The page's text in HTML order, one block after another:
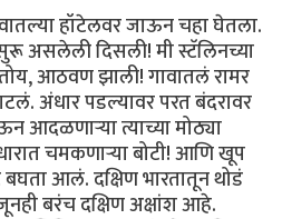
हॉटेलवर जाऊन चहा घेतला.
असलेली दिसली! मी स्टॅलिनच्या
आठवण झाली! गावातलं रामर
अंधार पडल्यावर परत बंदरावर
आदळणार्‍या त्याच्या मोठ्या
चमकणार्‍या बोटी! आणि खूप
बघता आलं. दक्षिण भारतातून थोडं
बरंच दक्षिण अक्षांश आहे.